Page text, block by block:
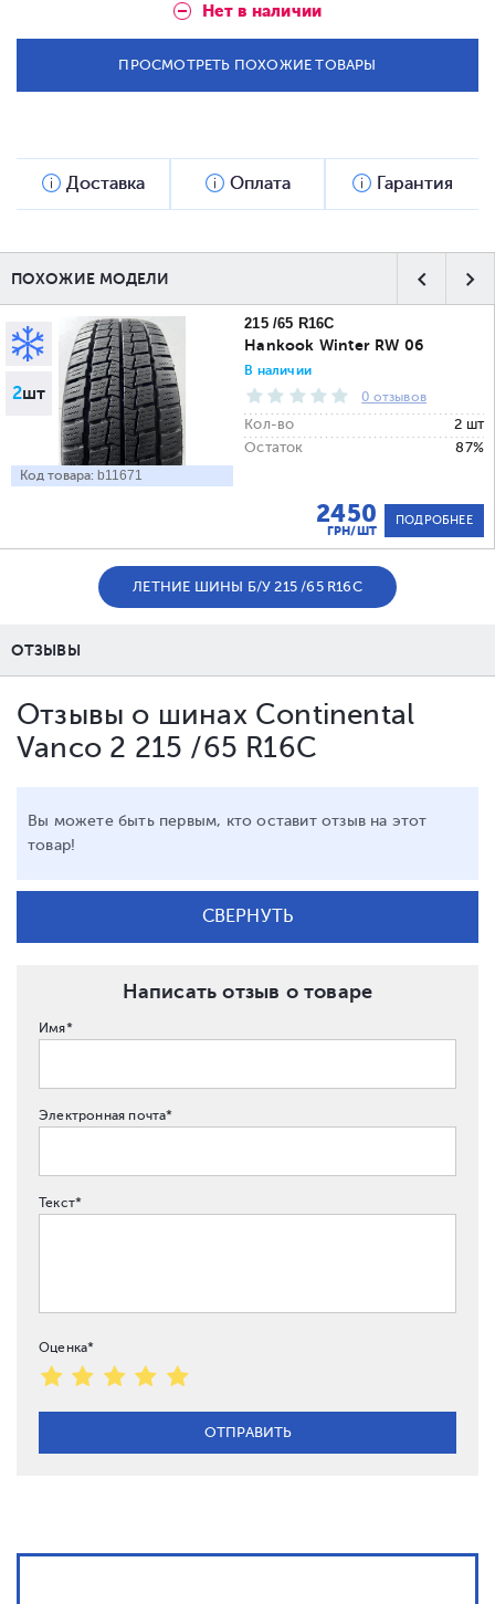
Нет в наличии
ПРОСМОТРЕТЬ ПОХОЖИЕ ТОВАРЫ
Доставка Оплата Гарантия
ПОХОЖИЕ МОДЕЛИ
2шт
Код товара: b11671
215 /65 R16C
Hankook Winter RW 06
В наличии
0 отзывов
Кол-во
2 шт
Остаток
87%
2450
ГРН/ШТ
ПОДРОБНЕЕ
ЛЕТНИЕ ШИНЫ Б/У 215 /65 R16C
ОТЗЫВЫ
Отзывы о шинах Continental
Vanco 2 215 /65 R16C
Вы можете быть первым, кто оставит отзыв на этот
товар!
СВЕРНУТЬ
Написать отзыв о товаре
Имя*
Электронная почта*
Текст*
Оценка*